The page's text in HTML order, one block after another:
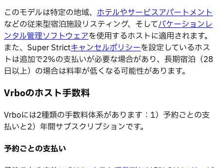
このモデルは特定の地域、 ホテルやサービスアパートメント
などの従来型宿泊施設リスティング、そしてバケーションレ
ンタル管理ソフトウェアを使用するホストに適用されます。
また、Super Strictキャンセルポリシーを設定しているホス
トは追加で2%の支払いが必要な場合があり、長期宿泊（28
日以上）の場合は料率が低くなる可能性があります。
Vrboのホスト手数料
Vrboには2種類の手数料体系があります：1）予約ごとの支
払いと2）年間サブスクリプションです。
予約ごとの支払い